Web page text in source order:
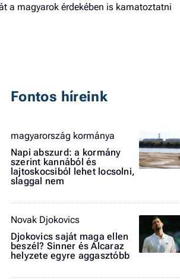
a magyarok érdekében is kamatoztatni
Fontos híreink
magyarország kormánya
Napi abszurd: a kormány
szerint kannából és
lajtoskocsiból lehet locsolni,
slaggal nem
Novak Djokovics
Djokovics saját maga ellen
beszél? Sinner és Alcaraz
helyzete egyre aggasztóbb